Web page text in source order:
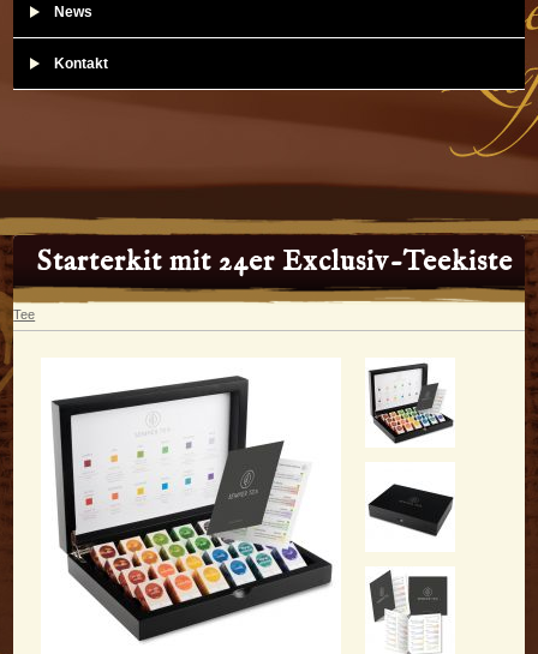
News
Kontakt
Starterkit mit 24er Exclusiv-Teekiste
Tee